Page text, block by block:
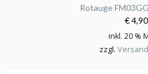
Rotauge
€ 4,90
inkl. 20 %
zzgl.